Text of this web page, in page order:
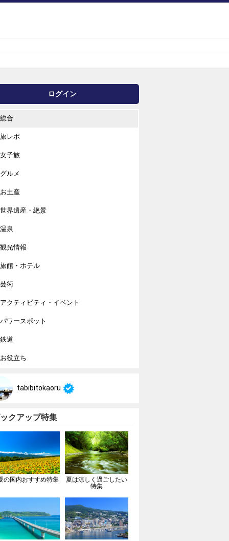
ログイン
合
レポ
子旅
ルメ
土産
界遺産・絶景
泉
光情報
館・ホテル
術
クティビティ・イベント
ワースポット
道
役立ち
tabibitokaoru
クアップ特集
の国内おすすめ特集
夏は涼しく過ごしたい
特集